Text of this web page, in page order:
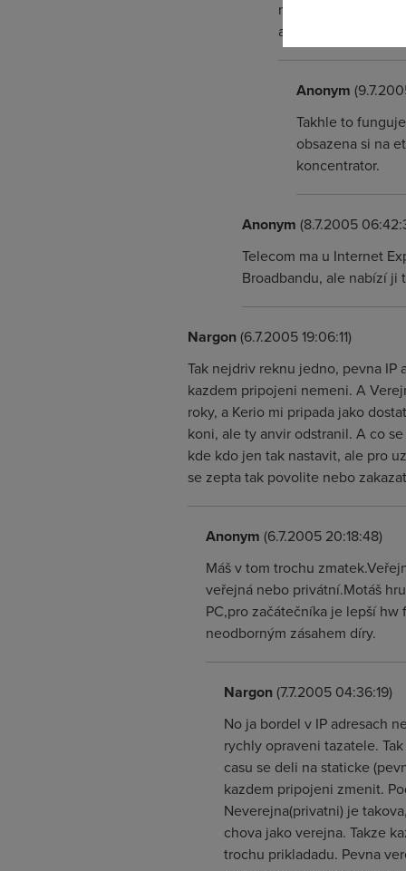
nemeni je tady
ano tak ji prideli,
Anonym
Takhle to
obsazena si na
koncentrator.
Anonym (8.7.2005
Telecom ma u Internet
Broadbandu, ale nabízí ji
Nargon(6.7.2005 19:06:11)
Tak nejdriv reknu jedno, pevna IP
kazdem pripojeni nemeni. A
roky, a Kerio mi pripada jako
koni, ale ty anvir odstranil. A co
kde kdo jen tak nastavit, ale pro
se zepta tak povolite nebo
Anonym (6.7.2005 20:18:48)
Máš v tom trochu
veřejná nebo privátní.Motáš
PC,pro začátečníka je lepší
neodborným zásahem díry.
Nargon(7.7.2005 04:36:19)
No ja bordel v IP adresach
rychly opraveni tazatele.
casu se deli na staticke
kazdem pripojeni zmenit.
Neverejna(privatni) je
chova jako verejna. Takze
trochu prikladadu. Pevna